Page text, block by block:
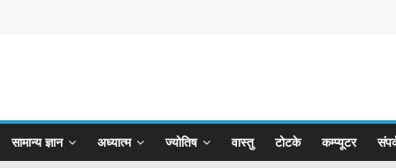
सामान्य ज्ञान अध्यात्म ज्योतिष वास्तु टोटके कम्प्यूटर